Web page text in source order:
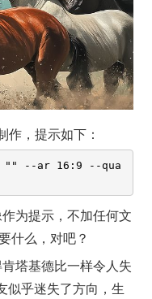
，提示如下：
"" --ar 16:9 --qua
为提示，不加任何文
什么，对吧？
塔基德比一样令人失
似乎迷失了方向，生